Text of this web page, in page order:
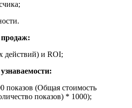
продаж:
действий) и ROI;
показов (Общая стоимость
показов) * 1000);